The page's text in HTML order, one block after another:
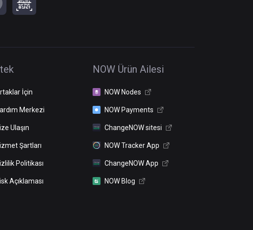
İçin
Merkezi
Ulaşın
Şartları
Politikası
Açıklaması
NOW Ürün Ailesi
NOW Nodes
NOW Payments
ChangeNOW sitesi
NOW Tracker App
ChangeNOW App
NOW Blog